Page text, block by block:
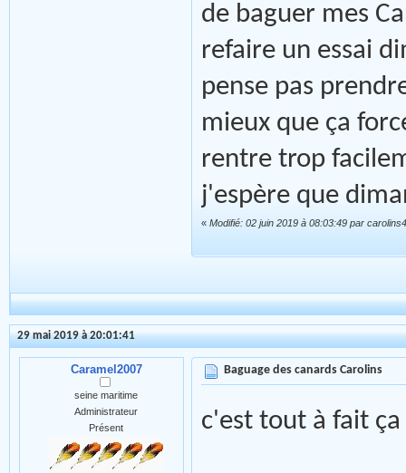
de baguer mes
refaire un essai
pense pas
mieux que ça
rentre trop
j'espère que
« Modifié: 02 juin 2019 à 08:03:49 par
29 mai 2019 à 20:01:41
Caramel2007
seine maritime
Administrateur
Présent
Baguage des canards Carolins
c'est tout à fait